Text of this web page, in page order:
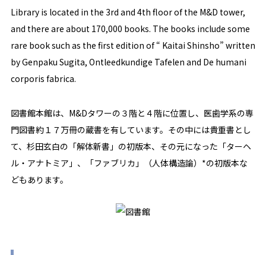
Library is located in the 3rd and 4th floor of the M&D tower,
and there are about 170,000 books. The books include some
rare book such as the first edition of “ Kaitai Shinsho” written
by Genpaku Sugita, Ontleedkundige Tafelen and De humani
corporis fabrica.
図書館本館は、M&Dタワーの３階と４階に位置し、医歯学系の専
門図書約１７万冊の蔵書を有しています。その中には貴重書とし
て、杉田玄白の「解体新書」の初版本、その元になった「ターヘ
ル・アナトミア」、「ファブリカ」（人体構造論）*の初版本な
どもあります。